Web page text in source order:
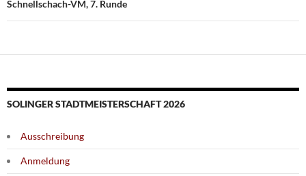
Schnellschach-VM, 7. Runde
SOLINGER STADTMEISTERSCHAFT 2026
Ausschreibung
Anmeldung